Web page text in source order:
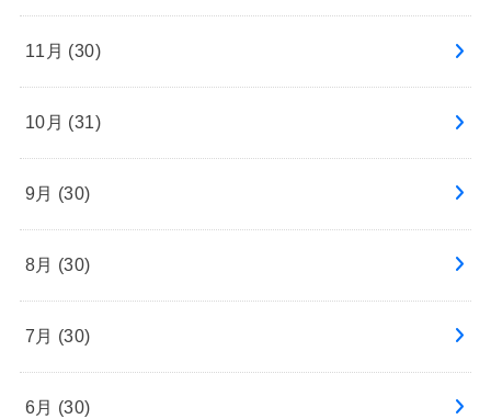
11月 (30)
10月 (31)
9月 (30)
8月 (30)
7月 (30)
6月 (30)